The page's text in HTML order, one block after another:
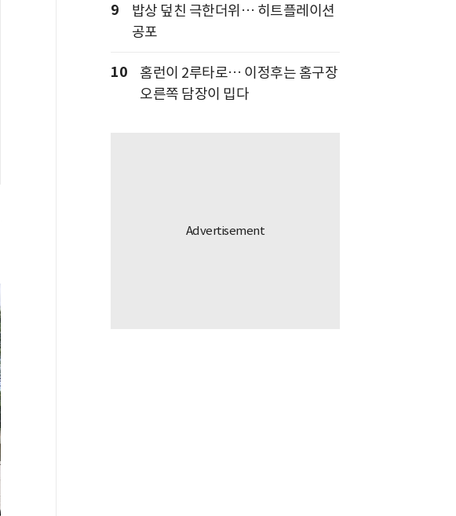
9
밥상 덮친 극한더위… 히트플레이션
공포
10
홈런이 2루타로… 이정후는 홈구장
오른쪽 담장이 밉다